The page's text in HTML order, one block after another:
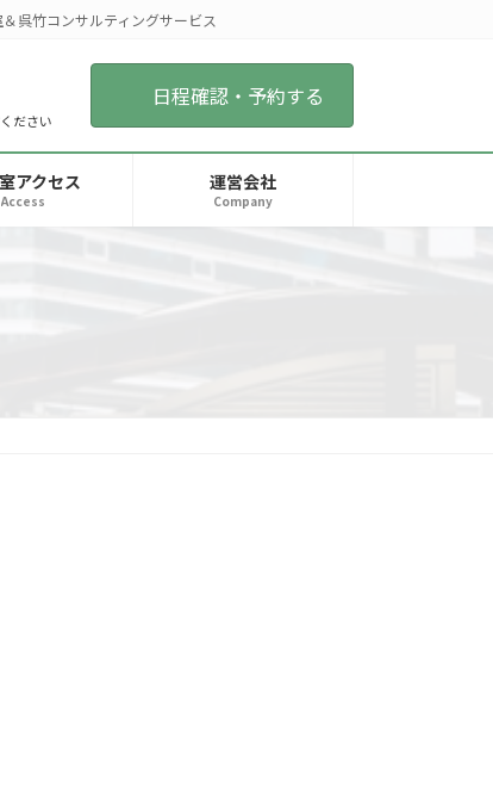
呉竹コンサルティングサービス
ださい
日程確認・予約する
アクセス
Access
運営会社
Company